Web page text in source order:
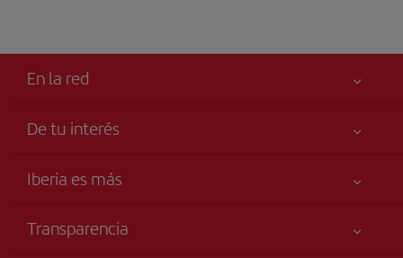
En la red
De tu interés
Tu seguridad es lo primero
Iberia es más
Talento a bordo
Transparencia